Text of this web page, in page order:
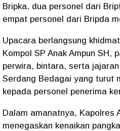
Bripka, dua personel dari
empat personel dari Bripda
Upacara berlangsung
Kompol SP Anak Ampun SH,
perwira, bintara, serta
Serdang Bedagai yang turut
kepada personel penerima
Dalam amanatnya, Kapolres
menegaskan kenaikan